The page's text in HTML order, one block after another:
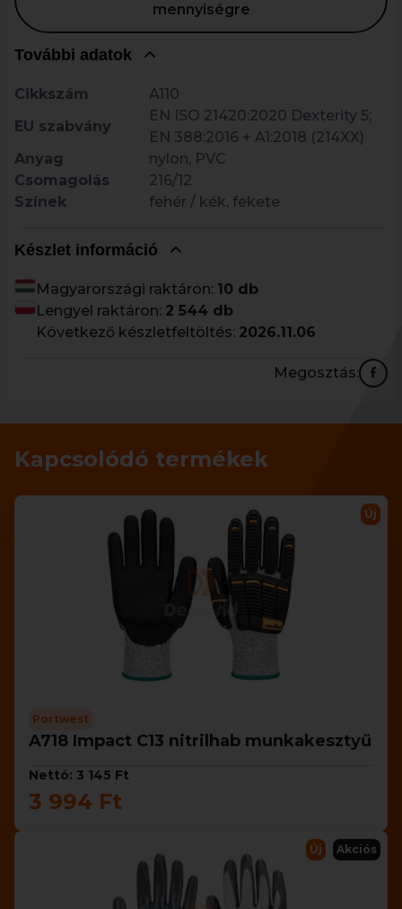
mennyiségre
További adatok
Cikkszám
A110
EU szabvány
EN ISO 21420:2020 Dexterity 5;
EN 388:2016 + A1:2018 (214XX)
Anyag
nylon, PVC
Csomagolás
216/12
Színek
fehér / kék, fekete
Készlet információ
Magyarországi raktáron: 10 db
Lengyel raktáron: 2 544 db
Következő készletfeltöltés: 2026.11.06
Megosztás:
Kapcsolódó termékek
Új
Portwest
A718 Impact C13 nitrilhab munkakesztyű
Nettó: 3 145 Ft
3 994 Ft
Új Akciós